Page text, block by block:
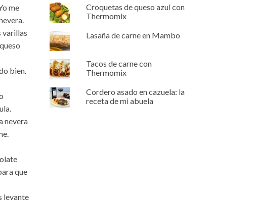
me
varillas
bien.
nevera
que
levante
Croquetas de queso azul con
Thermomix
Lasaña de carne en Mambo
Tacos de carne con
Thermomix
Cordero asado en cazuela: la
receta de mi abuela